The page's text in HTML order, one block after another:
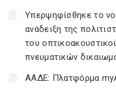
Υπερψηφίσθηκε το
ανάδειξη της
του
πνευματικών
ΑΑΔΕ: Πλατφόρμα